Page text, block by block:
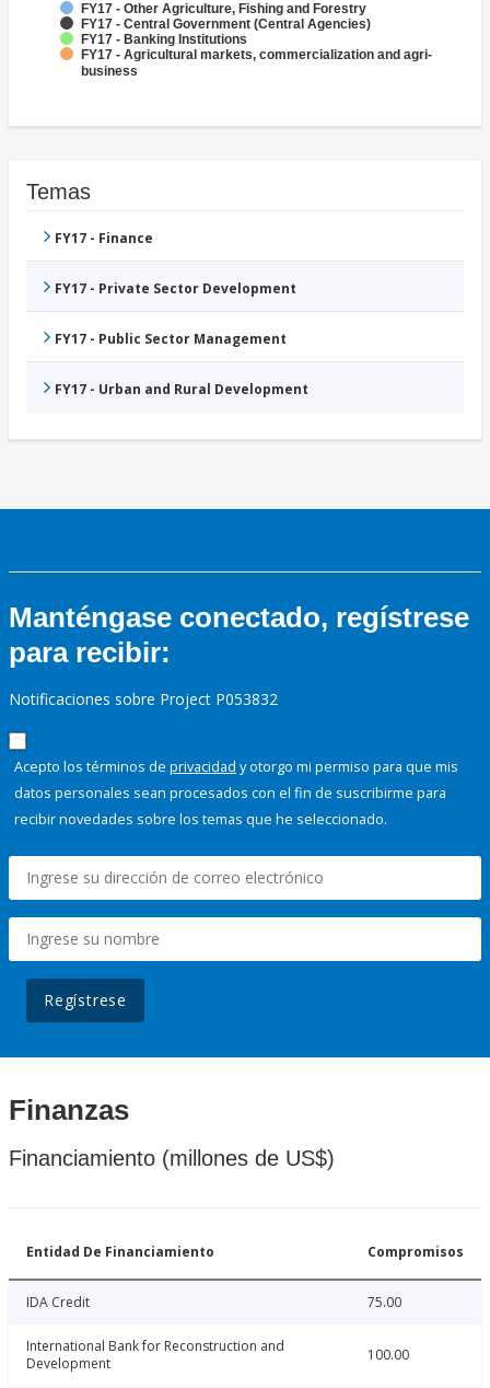
FY17 - Other Agriculture, Fishing and Forestry
FY17 - Central Government (Central Agencies)
FY17 - Banking Institutions
FY17 - Agricultural markets, commercialization and agri-
business
Temas
FY17 - Finance
FY17 - Private Sector Development
FY17 - Public Sector Management
FY17 - Urban and Rural Development
Manténgase conectado, regístrese
para recibir:
Notificaciones sobre Project P053832
Acepto los términos de privacidad y otorgo mi permiso para que mis
datos personales sean procesados con el fin de suscribirme para
recibir novedades sobre los temas que he seleccionado.
Regístrese
Finanzas
Financiamiento (millones de US$)
Entidad De Financiamiento Compromisos
IDA Credit 75.00
International Bank for Reconstruction and
Development
100.00